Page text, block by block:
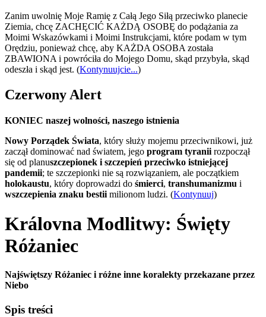
Zanim uwolnię Moje Ramię z Całą Jego Siłą przeciwko planecie
Ziemia, chcę ZACHĘCIĆ KAŻDĄ OSOBĘ do podążania za
Moimi Wskazówkami i Moimi Instrukcjami, które podam w tym
Orędziu, ponieważ chcę, aby KAŻDA OSOBA została
ZBAWIONA i powróciła do Mojego Domu, skąd przybyła, skąd
odeszła i skąd jest. (Kontynuujcie...)
Czerwony Alert
KONIEC naszej wolności, naszego istnienia
Nowy Porządek Świata, który służy mojemu przeciwnikowi, już
zaczął dominować nad światem, jego program tyranii rozpoczął
się od planuszczepionek i szczepień przeciwko istniejącej
pandemii; te szczepionki nie są rozwiązaniem, ale początkiem
holokaustu, który doprowadzi do śmierci, transhumanizmu i
wszczepienia znaku bestii milionom ludzi. (Kontynuuj)
Královna Modlitwy: Święty
Różaniec
Najświętszy Różaniec i różne inne koralekty przekazane przez
Niebo
Spis treści